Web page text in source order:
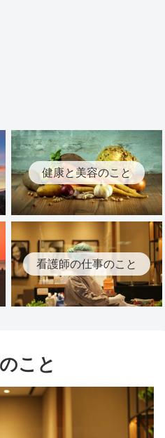
健康と美容のこと
看護師の仕事のこと
こと